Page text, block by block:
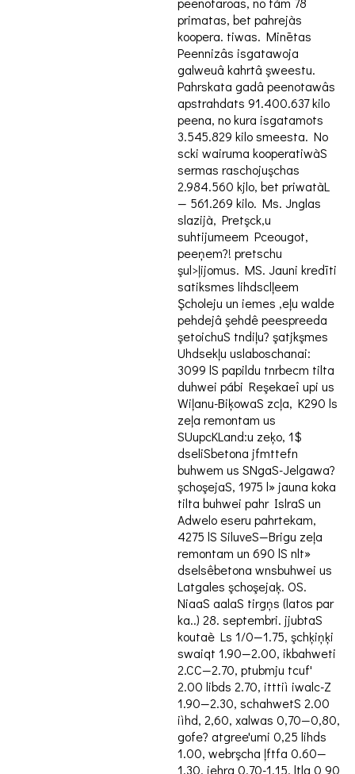
primatas, bet pahrejàs
koopera. tiwas. Minētas
Peennizâs isgatawoja
galweuâ kahrtâ şweestu.
Pahrskata gadâ peenotawâs
apstrahdats 91.400.637 kilo
peena, no kura isgatamots
3.545.829 kilo smeesta. No
scki wairuma kooperatiwàS
sermas raschojuşchas
2.984.560 kjlo, bet priwatàL
— 561.269 kilo. Ms. Jnglas
slazijà, Pretşck,u
suhtijumeem Pceougot,
peeņem?! pretschu
şul>ļijomus. MS. Jauni kredīti
satiksmes lihdsclļeem
Şcholeju un iemes ,eļu walde
pehdejâ şehdê peespreeda
şetoichuS tndiļu? şatjkşmes
Uhdsekļu uslaboschanai:
3099 lS papildu tnrbecm tilta
duhwei pábi Reşekaeî upi us
Wiļanu-BiķowaS zcļa, K290 ls
zeļa remontam us
SUupcKLand:u zeķo, 1$
dseliSbetona jfmttefn
buhwem us SNgaS-Jelgawa?
şchoşejaS, 1975 l» jauna koka
tilta buhwei pahr IslraS un
Adwelo eseru pahrtekam,
4275 lS SiluveS—Brigu zeļa
remontam un 690 lS nlt»
dselsêbetona wnsbuhwei us
Latgales şchoşejaķ. OS.
NiaaS aalaS tirgņs (latos par
ka..) 28. septembri. jjubtaS
koutaè Ls 1/0—1.75, şchķiņķi
swaiqt 1.90—2.00, ikbahweti
2.CC—2.70, ptubmju tcuf'
2.00 libds 2.70, itttiì iwalc-Z
1.90—2.30, schahwetS 2.00
iìhd, 2,60, xalwas 0,70—0,80,
gofe? atgree'umi 0,25 lihds
1.00, webrşcha ļftfa 0.60—
1.30, jehra 0.70-1.15, ltla 0 90